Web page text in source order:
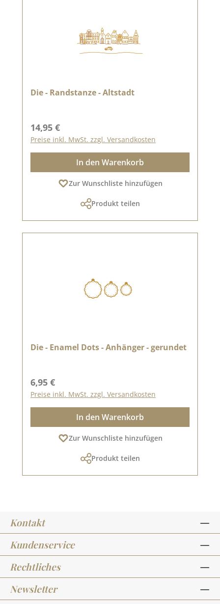
Die - Randstanze - Altstadt
Regulärer Preis:
14,95 €
Preise inkl. MwSt. zzgl. Versandkosten
In den Warenkorb
Zur Wunschliste hinzufügen
Produkt teilen
Die - Enamel Dots - Anhänger - gerundet
Regulärer Preis:
6,95 €
Preise inkl. MwSt. zzgl. Versandkosten
In den Warenkorb
Zur Wunschliste hinzufügen
Produkt teilen
Kontakt
Kundenservice
Rechtliches
Newsletter